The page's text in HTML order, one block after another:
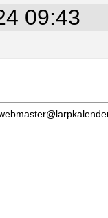
09:43